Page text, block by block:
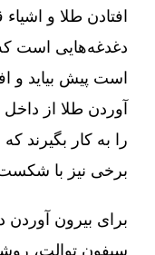
افتادن طلا و
دغدغه‌هایی است
است پیش بیاید و
آوردن طلا از
را به کار بگیرند
برخی نیز با
برای بیرون آوردن
سیفون توالت،